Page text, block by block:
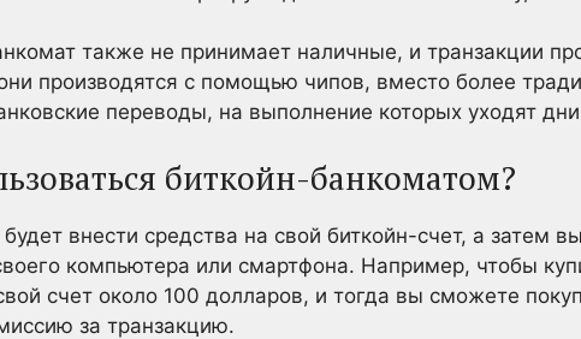
также не принимает наличные, и транзакции
производятся с помощью чипов, вместо более
переводы, на выполнение которых уходят
биткойн-банкоматом?
внести средства на свой биткойн-счет, а затем
компьютера или смартфона. Например, чтобы
счет около 100 долларов, и тогда вы сможете
за транзакцию.